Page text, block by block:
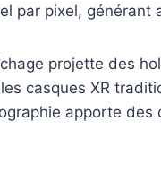
par pixel, générant
projette des
casques XR
apporte